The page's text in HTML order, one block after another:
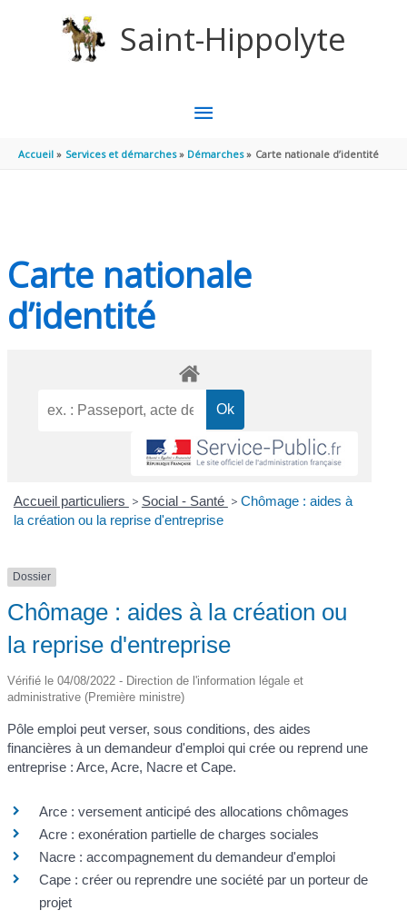
Saint-Hippolyte
MENU
PRINCIPAL
Accueil Services et démarches Démarches Carte nationale d’identité
Carte nationale
d’identité
Accueil particuliers > Social - Santé > Chômage : aides à
la création ou la reprise d'entreprise
Dossier
Chômage : aides à la création ou
la reprise d'entreprise
Vérifié le 04/08/2022 - Direction de l'information légale et
administrative (Première ministre)
Pôle emploi peut verser, sous conditions, des aides
financières à un demandeur d'emploi qui crée ou reprend une
entreprise : Arce, Acre, Nacre et Cape.
Arce : versement anticipé des allocations chômages
Acre : exonération partielle de charges sociales
Nacre : accompagnement du demandeur d'emploi
Cape : créer ou reprendre une société par un porteur de
projet